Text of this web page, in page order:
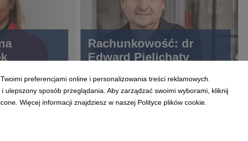
Rachunkowość: dr
Edward Pielichaty
preferencjami online i personalizowania treści reklamowych.
sposób przeglądania. Aby zarządzać swoimi wyborami, kliknij
Więcej informacji znajdziesz w naszej Polityce plików cookie.